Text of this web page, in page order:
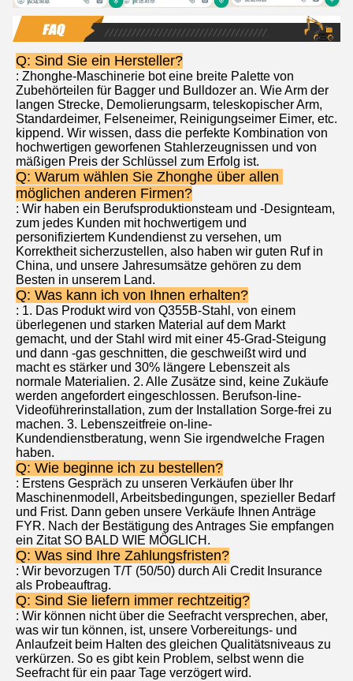
Q: Sind Sie ein Hersteller?
: Zhonghe-Maschinerie bot eine breite Palette von
Zubehörteilen für Bagger und Bulldozer an. Wie Arm der
langen Strecke, Demolierungsarm, teleskopischer Arm,
Standardeimer, Felseneimer, Reinigungseimer Eimer, etc.
kippend. Wir wissen, dass die perfekte Kombination von
hochwertigen geworfenen Stahlerzeugnissen und von
mäßigen Preis der Schlüssel zum Erfolg ist.
Q: Warum wählen Sie Zhonghe über allen
möglichen anderen Firmen?
: Wir haben ein Berufsproduktionsteam und -Designteam,
zum jedes Kunden mit hochwertigem und
personifiziertem Kundendienst zu versehen, um
Korrektheit sicherzustellen, also haben wir guten Ruf in
China, und unsere Jahresumsätze gehören zu dem
Besten in unserem Land.
Q: Was kann ich von Ihnen erhalten?
: 1. Das Produkt wird von Q355B-Stahl, von einem
überlegenen und starken Material auf dem Markt
gemacht, und der Stahl wird mit einer 45-Grad-Steigung
und dann -gas geschnitten, die geschweißt wird und
macht es stärker und 30% längere Lebenszeit als
normale Materialien. 2. Alle Zusätze sind, keine Zukäufe
werden angefordert eingeschlossen. Berufson-line-
Videoführerinstallation, zum der Installation Sorge-frei zu
machen. 3. Lebenszeitfreie on-line-
Kundendienstberatung, wenn Sie irgendwelche Fragen
haben.
Q: Wie beginne ich zu bestellen?
: Erstens Gespräch zu unseren Verkäufen über Ihr
Maschinenmodell, Arbeitsbedingungen, spezieller Bedarf
und Frist. Dann geben unsere Verkäufe Ihnen Anträge
FYR. Nach der Bestätigung des Antrages Sie empfangen
ein Zitat SO BALD WIE MÖGLICH.
Q: Was sind Ihre Zahlungsfristen?
: Wir bevorzugen T/T (50/50) durch Ali Credit Insurance
als Probeauftrag.
Q: Sind Sie liefern immer rechtzeitig?
: Wir können nicht über die Seefracht versprechen, aber,
was wir tun können, ist, unsere Vorbereitungs- und
Anlaufzeit beim Halten des gleichen Qualitätsniveaus zu
verkürzen. So es gibt kein Problem, selbst wenn die
Seefracht für ein paar Tage verzögert wird.